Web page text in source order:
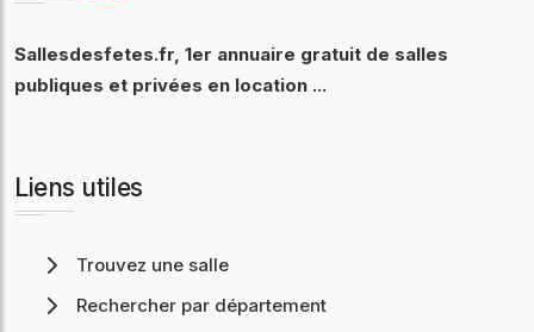
Sallesdesfetes.fr, 1er annuaire gratuit de salles
publiques et privées en location ...
Liens utiles
Trouvez une salle
Rechercher par département